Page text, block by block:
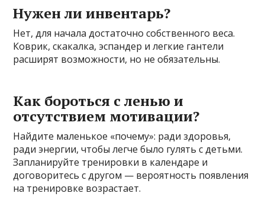
Нужен ли инвентарь?
Нет, для начала достаточно собственного веса.
Коврик, скакалка, эспандер и легкие гантели
расширят возможности, но не обязательны.
Как бороться с ленью и
отсутствием мотивации?
Найдите маленькое «почему»: ради здоровья,
ради энергии, чтобы легче было гулять с детьми.
Запланируйте тренировки в календаре и
договоритесь с другом — вероятность появления
на тренировке возрастает.